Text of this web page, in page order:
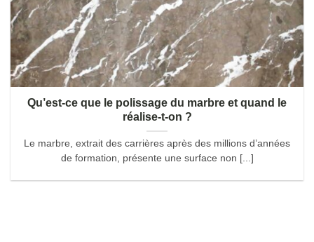
Qu’est-ce que le polissage du marbre et quand le
réalise-t-on ?
Le marbre, extrait des carrières après des millions d’années
de formation, présente une surface non [...]